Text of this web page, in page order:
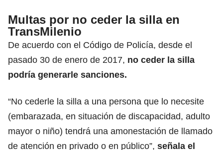
Multas por no ceder la silla en
TransMilenio
De acuerdo con el Código de Policía, desde el
pasado 30 de enero de 2017, no ceder la silla
podría generarle sanciones.
“No cederle la silla a una persona que lo necesite
(embarazada, en situación de discapacidad, adulto
mayor o niño) tendrá una amonestación de llamado
de atención en privado o en público”, señala el